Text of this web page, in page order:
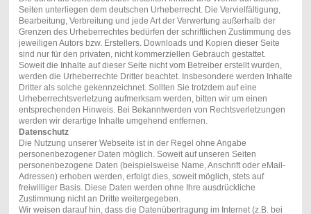
Seiten unterliegen dem deutschen Urheberrecht. Die Vervielfältigung,
Bearbeitung, Verbreitung und jede Art der Verwertung außerhalb der
Grenzen des Urheberrechtes bedürfen der schriftlichen Zustimmung des
jeweiligen Autors bzw. Erstellers. Downloads und Kopien dieser Seite
sind nur für den privaten, nicht kommerziellen Gebrauch gestattet.
Soweit die Inhalte auf dieser Seite nicht vom Betreiber erstellt wurden,
werden die Urheberrechte Dritter beachtet. Insbesondere werden Inhalte
Dritter als solche gekennzeichnet. Sollten Sie trotzdem auf eine
Urheberrechtsverletzung aufmerksam werden, bitten wir um einen
entsprechenden Hinweis. Bei Bekanntwerden von Rechtsverletzungen
werden wir derartige Inhalte umgehend entfernen.
Datenschutz
Die Nutzung unserer Webseite ist in der Regel ohne Angabe
personenbezogener Daten möglich. Soweit auf unseren Seiten
personenbezogene Daten (beispielsweise Name, Anschrift oder eMail-
Adressen) erhoben werden, erfolgt dies, soweit möglich, stets auf
freiwilliger Basis. Diese Daten werden ohne Ihre ausdrückliche
Zustimmung nicht an Dritte weitergegeben.
Wir weisen darauf hin, dass die Datenübertragung im Internet (z.B. bei